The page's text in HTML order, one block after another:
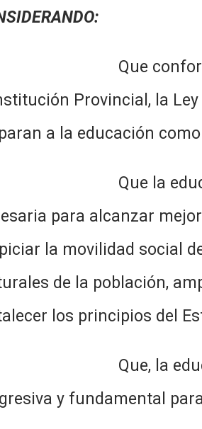
conforme el
Provincial, la Ley
a la educación
la educación es
para alcanzar
la movilidad social
de la población,
los principios del
la educación
y fundamental